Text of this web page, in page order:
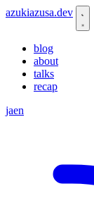
azukiazusa.dev
blog
about
talks
recap
jaen